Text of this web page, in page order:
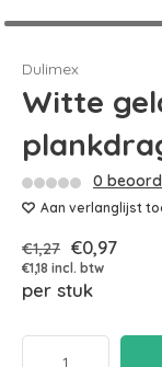
Dulimex
Witte
0
Aan verlanglijst
€1,27 €0,97
€1,18 incl. btw
per stuk